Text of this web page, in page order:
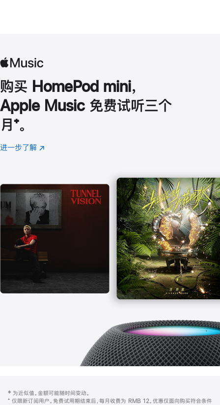
购买 HomePod mini，
Apple Music 免费试听三个
月 脚
注
⁺。
进一步了解 Apple
(在
口
中
打
开)
页
注
‡ 为近似值。金额可能随时间变动。
⁺ 仅限新订阅用户。免费试用期结束后，每月收费为 RMB 12。优惠仅面向购买符合条件